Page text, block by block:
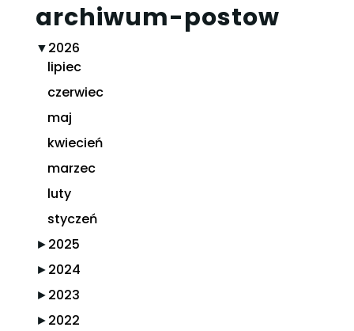
archiwum-postow
▼2026
lipiec
czerwiec
maj
kwiecień
marzec
luty
styczeń
►2025
►2024
►2023
►2022